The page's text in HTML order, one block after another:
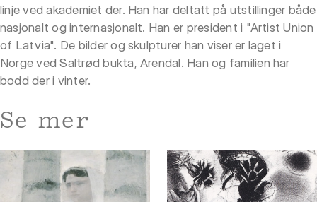
linje ved akademiet der. Han har deltatt på utstillinger både
nasjonalt og internasjonalt. Han er president i "Artist Union
of Latvia". De bilder og skulpturer han viser er laget i
Norge ved Saltrød bukta, Arendal. Han og familien har
bodd der i vinter.
Se mer